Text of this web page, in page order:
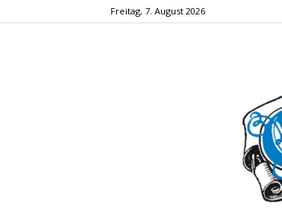
Freitag, 7. August 2026